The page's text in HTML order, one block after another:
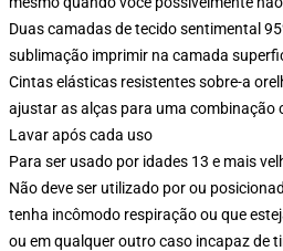
Duas camadas de tecido sentimental
sublimação imprimir na camada
Cintas elásticas resistentes sobre-a
ajustar as alças para uma combinação
Lavar após cada uso
Para ser usado por idades 13 e mais
Não deve ser utilizado por ou
tenha incômodo respiração ou que
ou em qualquer outro caso incapaz de